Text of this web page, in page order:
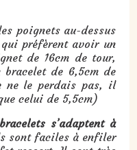
poignets au-dessus
préfèrent avoir un
de 16cm de tour,
bracelet de 6,5cm de
ne le perdais pas, il
celui de 5,5cm)
s’adaptent à
sont faciles à enfiler